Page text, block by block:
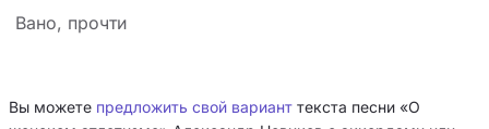
Вано, прочти
Вы можете предложить свой вариант текста песни «О